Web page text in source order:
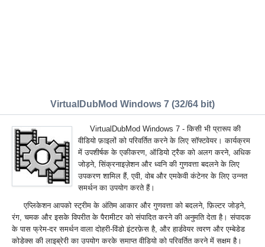
VirtualDubMod Windows 7 (32/64 bit)
VirtualDubMod Windows 7 - किसी भी प्रारूप की
वीडियो फ़ाइलों को परिवर्तित करने के लिए सॉफ्टवेयर। कार्यक्रम
में उपशीर्षक के एकीकरण, ऑडियो ट्रैक को अलग करने, अधिक
जोड़ने, सिंक्रनाइज़ेशन और ध्वनि की गुणवत्ता बदलने के लिए
उपकरण शामिल हैं, एवी, वोब और एमकेवी कंटेनर के लिए उन्नत
समर्थन का उपयोग करते हैं।
एप्लिकेशन आपको स्ट्रीम के अंतिम आकार और गुणवत्ता को बदलने, फ़िल्टर जोड़ने,
रंग, चमक और इसके विपरीत के पैरामीटर को संपादित करने की अनुमति देता है। संपादक
के पास फ्रेम-दर समर्थन वाला दोहरी-विंडो इंटरफ़ेस है, और हार्डवेयर त्वरण और एम्बेडेड
कोडेक्स की लाइब्रेरी का उपयोग करके समाप्त वीडियो को परिवर्तित करने में सक्षम है।